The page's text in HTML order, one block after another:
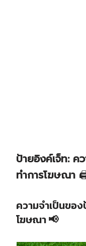
ป้ายอิงค์เจ็ท: ค
ทำการโฆษณา
ความจำเป็นขอ
โฆษณา📢